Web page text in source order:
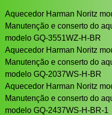
Aquecedor Harman Noritz
Manutenção e conserto do
modelo GQ-3551WZ-H-BR
Aquecedor Harman Noritz
Manutenção e conserto do
modelo GQ-2037WS-H-BR
Aquecedor Harman Noritz
Manutenção e conserto do
modelo GQ-2437WS-H-BR-1